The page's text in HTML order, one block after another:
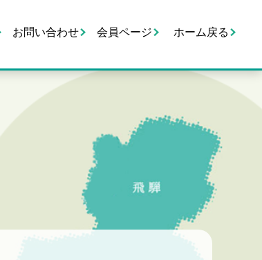
お問い合わせ 会員ページ ホーム戻る